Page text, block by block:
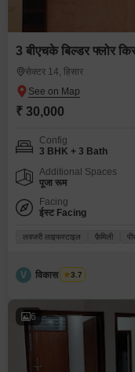
3 बीएचके बिल्डर फ्लोर
सेक्टर 14, हिसार
₹ 30,000
Config
3 BHK + 3 Bath
Additional Spaces
पूजा रूम
Facing
ईस्ट Facing
लक्जरी लाइफस्टाइल फ़ैमिली
V विकास भारद्वाज
3.7
6